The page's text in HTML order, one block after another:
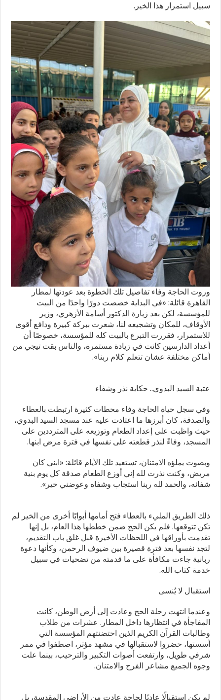
سبيل استمرار هذا الخير.
وروت الحاجة وفاء تفاصيل تلك الخطوة بعد عودتها لمطار
القاهرة قائلة: «في البداية خصصت دورًا واحدًا من البيت
للمؤسسة، لكن بعد زيارة الدكتور أسامة الأزهري، وزير
الأوقاف، للمكان وتشجيعه لنا، شعرت ببركة كبيرة ودافع أقوى
للاستمرار، فقررت التبرع بالبيت كله للمؤسسة، خصوصًا أن
أعداد الدارسين كانت في زيادة مستمرة، والناس بقت تيجي من
أماكن مختلفة عشان تتعلم كلام ربنا».
عتبة السيد البدوي.. حكاية نذر وشفاء
وفي سجل حياة الحاجة وفاء محطات كثيرة ارتبطت بالعطاء
والصدقة، كان أبرزها ما اعتادت عليه عند مسجد السيد البدوي،
حيث واظبت على إعداد الطعام وتوزيعه على المترددين على
المسجد، وفاءً لنذر قطعته على نفسها في فترة مرض ابنها.
وبصوت يملؤه الامتنان، تستعيد تلك الأيام قائلة: «ابني كان
مريض، وكنت نذرت لله إني أوزع الطعام صدقة كل يوم بنية
شفائه، والحمد لله ربنا استجاب وشفاه وعوضني خير».
ذلك الطريق المليء بالعطاء فتح أمامها أبوابًا أخرى من الخير لم
تكن تتوقعها. فلم يكن الحج ضمن خططها هذا العام، بل إنها
تقدمت بأوراقها في اللحظات الأخيرة قبل غلق باب التقديم،
لتجد نفسها بعد فترة قصيرة بين ضيوف الرحمن، وكأنها دعوة
ربانية جاءت مكافأة على ما قدمته من تضحيات في سبيل
خدمة كتاب الله.
استقبال لا يُنسى
وعندما انتهت رحلة الحج وعادت إلى أرض الوطن، كانت
المفاجأة في انتظارها داخل المطار. عشرات من طلاب
وطالبات القرآن الكريم الذين احتضنتهم المؤسسة التي
أسستها، حضروا لاستقبالها في مشهد مؤثر، اصطفوا في ممر
شرفي طويل، وارتفعت أصوات التكبير والترحيب، بينما علت
وجوه الجميع مشاعر الفرح والامتنان.
لم يكن استقبالًا عاديًا لحاجة عادت من الأراضي المقدسة، بل